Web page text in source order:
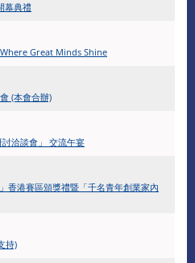
幕典禮
Great Minds Shine
(本會合辦)
討洽談會」 交流午宴
香港賽區頒獎禮暨「千名青年創業家內
持)